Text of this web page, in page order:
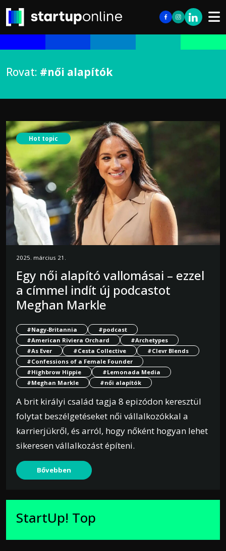
Rovat: #női alapítók
Hot topic
2025. március 21.
Egy női alapító vallomásai – ezzel
a címmel indít új podcastot
Meghan Markle
#Nagy-Britannia
#podcast
#American Riviera Orchard
#Archetypes
#As Ever
#Cesta Collective
#Clevr Blends
#Confessions of a Female Founder
#Highbrow Hippie
#Lemonada Media
#Meghan Markle
#női alapítók
A brit királyi család tagja 8 epizódon keresztül
folytat beszélgetéseket női vállalkozókkal a
karrierjükről, és arról, hogy nőként hogyan lehet
sikeresen vállalkozást építeni.
Bővebben
StartUp! Top